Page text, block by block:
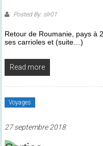
Posted By: slr01
Retour de Roumanie, pays à
ses carrioles et (suite…)
Read more
Voyages
27 septembre 2018